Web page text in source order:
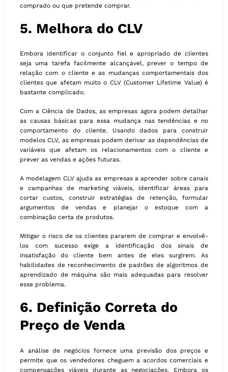
comprado ou que pretende comprar.
5. Melhora do CLV
Embora identificar o conjunto fiel e apropriado de clientes
seja uma tarefa facilmente alcançável, prever o tempo de
relação com o cliente e as mudanças comportamentais dos
clientes que afetam muito o CLV (Customer Lifetime Value) é
bastante complicado.
Com a Ciência de Dados, as empresas agora podem detalhar
as causas básicas para essa mudança nas tendências e no
comportamento do cliente. Usando dados para construir
modelos CLV, as empresas podem derivar as dependências de
variáveis ​​que afetam os relacionamentos com o cliente e
prever as vendas e ações futuras.
A modelagem CLV ajuda as empresas a aprender sobre canais
e campanhas de marketing viáveis, identificar áreas para
cortar custos, construir estratégias de retenção, formular
argumentos de vendas e planejar o estoque com a
combinação certa de produtos.
Mitigar o risco de os clientes pararem de comprar e envolvê-
los com sucesso exige a identificação dos sinais de
insatisfação do cliente bem antes de eles surgirem. As
habilidades de reconhecimento de padrões de algoritmos de
aprendizado de máquina são mais adequadas para resolver
esse problema.
6. Definição Correta do
Preço de Venda
A análise de negócios fornece uma previsão dos preços e
permite que os vendedores cheguem a acordos comerciais e
compensações viáveis ​​durante as negociações. Embora os